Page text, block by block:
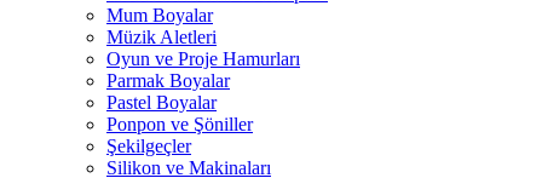
Mum Boyalar
Müzik Aletleri
Oyun ve Proje Hamurları
Parmak Boyalar
Pastel Boyalar
Ponpon ve Şöniller
Şekilgeçler
Silikon ve Makinaları